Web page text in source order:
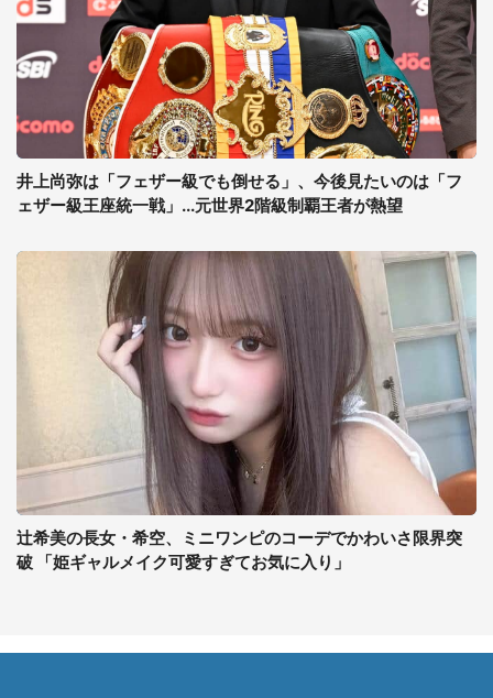
井上尚弥は「フェザー級でも倒せる」、今後見たいのは「フ
ェザー級王座統一戦」...元世界2階級制覇王者が熱望
辻希美の長女・希空、ミニワンピのコーデでかわいさ限界突
破 「姫ギャルメイク可愛すぎてお気に入り」